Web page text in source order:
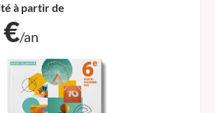
à partir de
/an